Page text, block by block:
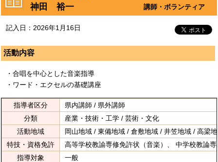
神田 裕一 講師・ボランティア
記入日：2026年1月16日
活動内容
・合唱を中心とした音楽指導
・ワード・エクセルの基礎講座
指導者区分
県内講師 / 県外講師
分類
産業・技術・工学 / 芸術・文化
活動地域
岡山地域 / 東備地域 / 倉敷地域 / 井笠地域 / 高梁
特技・資格免許
高等学校教諭専修免許状（音楽）、 中学校教論
指導対象
一般